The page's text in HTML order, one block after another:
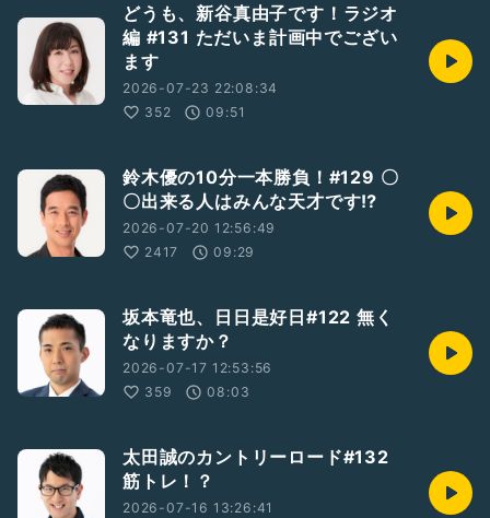
どうも、新谷真由子です！ラジオ
編 #131 ただいま計画中でござい
ます
2026-07-23 22:08:34
352
09:51
鈴木優の10分一本勝負！#129 〇
〇出来る人はみんな天才です⁉
2026-07-20 12:56:49
2417
09:29
坂本竜也、日日是好日#122 無く
なりますか？
2026-07-17 12:53:56
359
08:03
太田誠のカントリーロード#132
筋トレ！？
2026-07-16 13:26:41